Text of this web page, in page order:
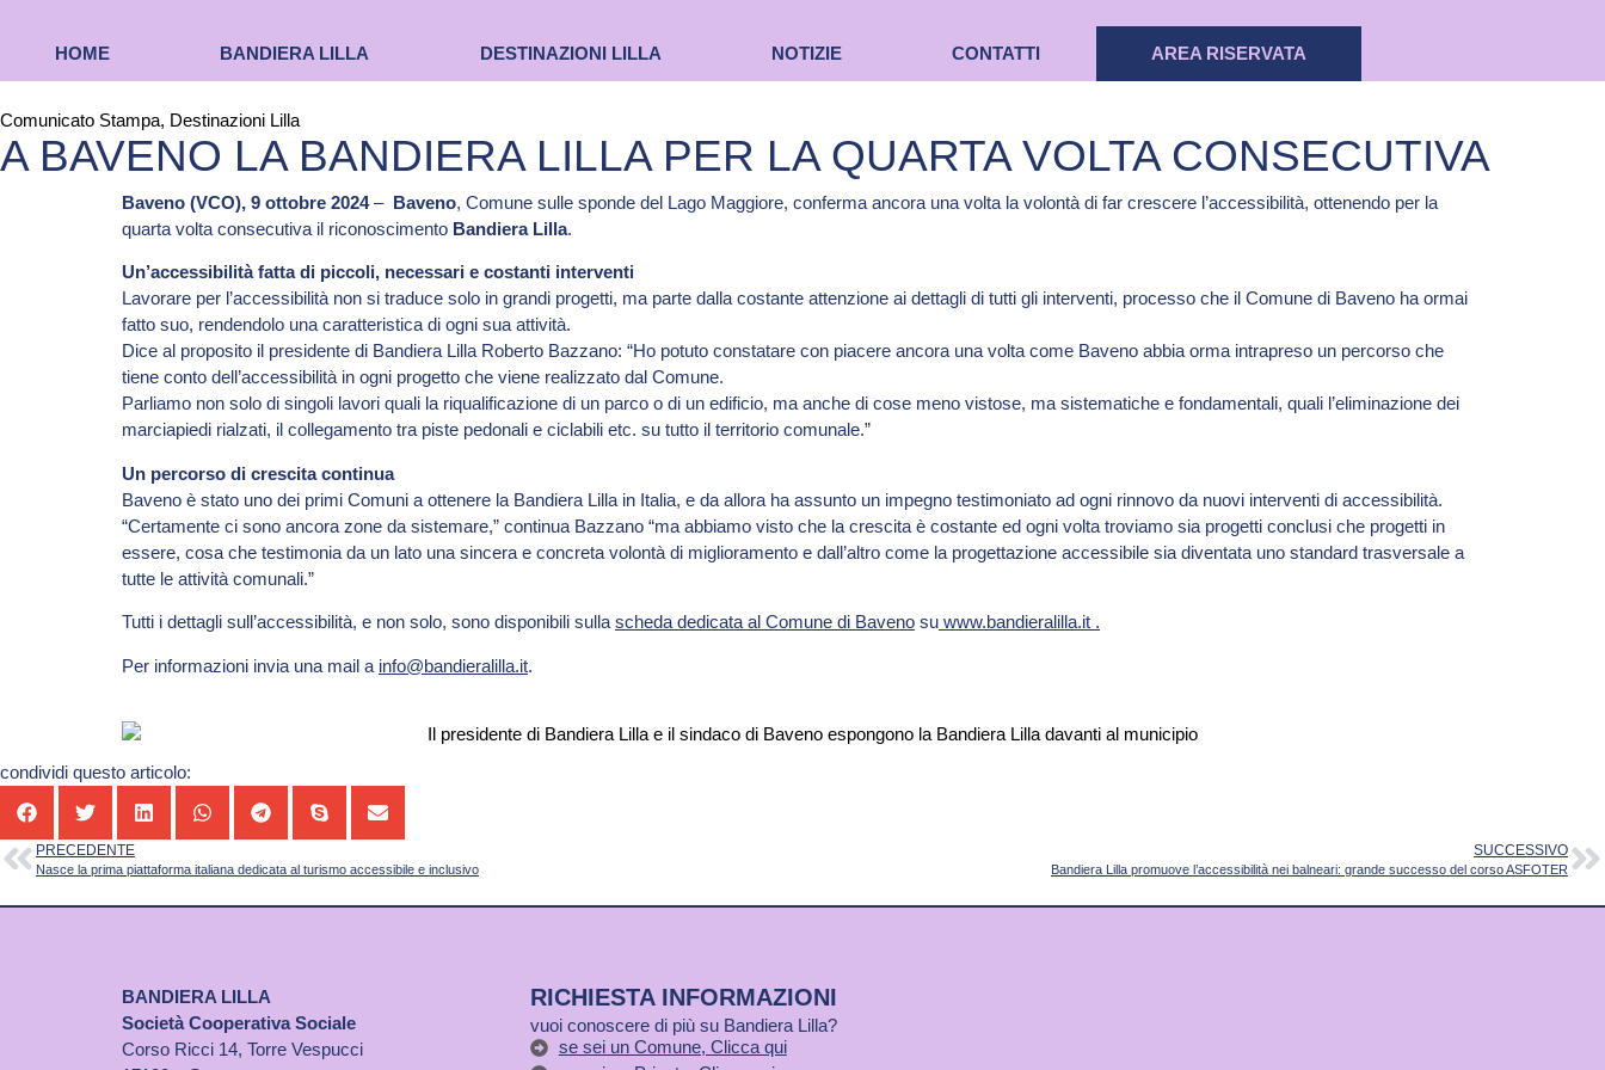
HOME BANDIERA LILLA DESTINAZIONI LILLA NOTIZIE CONTATTI AREA RISERVATA
Comunicato Stampa, Destinazioni Lilla
A BAVENO LA BANDIERA LILLA PER LA QUARTA VOLTA CONSECUTIVA
Baveno (VCO), 9 ottobre 2024– Baveno, Comune sulle sponde del Lago Maggiore, conferma ancora una volta la volontà di far crescere l’accessibilità, ottenendo per la
quarta volta consecutiva il riconoscimento Bandiera Lilla.
Un’accessibilità fatta di piccoli, necessari e costanti interventi
Lavorare per l’accessibilità non si traduce solo in grandi progetti, ma parte dalla costante attenzione ai dettagli di tutti gli interventi, processo che il Comune di Baveno ha ormai
fatto suo, rendendolo una caratteristica di ogni sua attività.
Dice al proposito il presidente di Bandiera Lilla Roberto Bazzano: “Ho potuto constatare con piacere ancora una volta come Baveno abbia orma intrapreso un percorso che
tiene conto dell’accessibilità in ogni progetto che viene realizzato dal Comune.
Parliamo non solo di singoli lavori quali la riqualificazione di un parco o di un edificio, ma anche di cose meno vistose, ma sistematiche e fondamentali, quali l’eliminazione dei
marciapiedi rialzati, il collegamento tra piste pedonali e ciclabili etc. su tutto il territorio comunale.”
Un percorso di crescita continua
Baveno è stato uno dei primi Comuni a ottenere la Bandiera Lilla in Italia, e da allora ha assunto un impegno testimoniato ad ogni rinnovo da nuovi interventi di accessibilità.
“Certamente ci sono ancora zone da sistemare,” continua Bazzano “ma abbiamo visto che la crescita è costante ed ogni volta troviamo sia progetti conclusi che progetti in
essere, cosa che testimonia da un lato una sincera e concreta volontà di miglioramento e dall’altro come la progettazione accessibile sia diventata uno standard trasversale a
tutte le attività comunali.”
Tutti i dettagli sull’accessibilità, e non solo, sono disponibili sulla scheda dedicata al Comune di Baveno su www.bandieralilla.it .
Per informazioni invia una mail a info@bandieralilla.it.
condividi questo articolo:
PRECEDENTE
Nasce la prima piattaforma italiana dedicata al turismo accessibile e inclusivo
SUCCESSIVO
Bandiera Lilla promuove l’accessibilità nei balneari: grande successo del corso ASFOTER
BANDIERA LILLA
Società Cooperativa Sociale
Corso Ricci 14, Torre Vespucci
RICHIESTA INFORMAZIONI
vuoi conoscere di più su Bandiera Lilla?
se sei un Comune, Clicca qui